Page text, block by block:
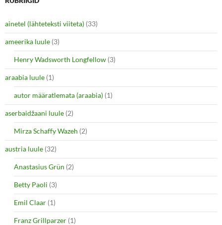
t
t
e
r
(
O
p
e
n
n
n
w
w
i
n
d
o
)
e
b
o
o
k
(
O
p
e
n
i
n
n
e
w
w
i
n
d
w
)
ainetel (lähteteksti viiteta) (33)
ameerika luule (3)
Henry Wadsworth Longfellow (3)
araabia luule (1)
autor määratlemata (araabia) (1)
aserbaidžaani luule (2)
Mirza Schaffy Wazeh (2)
austria luule (32)
Anastasius Grün (2)
Betty Paoli (3)
Emil Claar (1)
Franz Grillparzer (1)